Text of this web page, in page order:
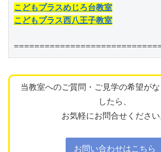
こどもプラスめじろ台教室
こどもプラス西八王子教室
当教室へのご質問・ご見学の希望が
したら、
お気軽にお問合せください
お問い合わせはこちら